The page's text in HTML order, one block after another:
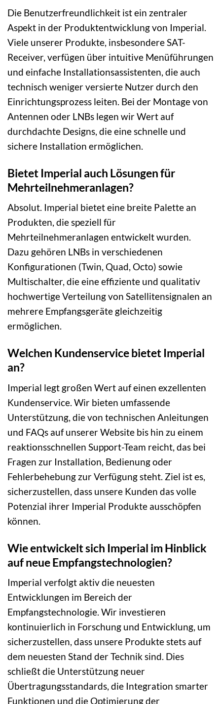
Die Benutzerfreundlichkeit ist ein zentraler
Aspekt in der Produktentwicklung von Imperial.
Viele unserer Produkte, insbesondere SAT-
Receiver, verfügen über intuitive Menüführungen
und einfache Installationsassistenten, die auch
technisch weniger versierte Nutzer durch den
Einrichtungsprozess leiten. Bei der Montage von
Antennen oder LNBs legen wir Wert auf
durchdachte Designs, die eine schnelle und
sichere Installation ermöglichen.
Bietet Imperial auch Lösungen für
Mehrteilnehmeranlagen?
Absolut. Imperial bietet eine breite Palette an
Produkten, die speziell für
Mehrteilnehmeranlagen entwickelt wurden.
Dazu gehören LNBs in verschiedenen
Konfigurationen (Twin, Quad, Octo) sowie
Multischalter, die eine effiziente und qualitativ
hochwertige Verteilung von Satellitensignalen an
mehrere Empfangsgeräte gleichzeitig
ermöglichen.
Welchen Kundenservice bietet Imperial
an?
Imperial legt großen Wert auf einen exzellenten
Kundenservice. Wir bieten umfassende
Unterstützung, die von technischen Anleitungen
und FAQs auf unserer Website bis hin zu einem
reaktionsschnellen Support-Team reicht, das bei
Fragen zur Installation, Bedienung oder
Fehlerbehebung zur Verfügung steht. Ziel ist es,
sicherzustellen, dass unsere Kunden das volle
Potenzial ihrer Imperial Produkte ausschöpfen
können.
Wie entwickelt sich Imperial im Hinblick
auf neue Empfangstechnologien?
Imperial verfolgt aktiv die neuesten
Entwicklungen im Bereich der
Empfangstechnologie. Wir investieren
kontinuierlich in Forschung und Entwicklung, um
sicherzustellen, dass unsere Produkte stets auf
dem neuesten Stand der Technik sind. Dies
schließt die Unterstützung neuer
Übertragungsstandards, die Integration smarter
Funktionen und die Optimierung der